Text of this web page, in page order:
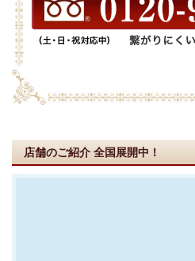
店舗のご紹介 全国展開中！